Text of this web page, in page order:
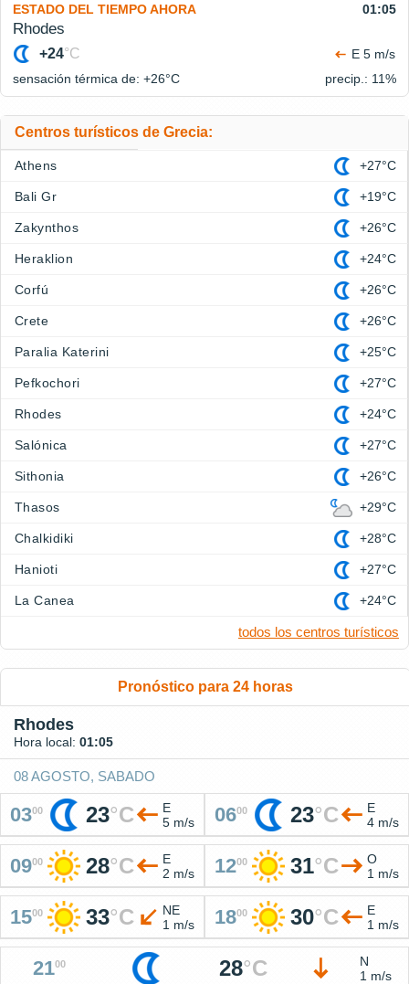
ESTADO DEL TIEMPO AHORA 01:05
Rhodes
+24°C
E 5 m/s
sensación térmica de: +26°C precip.: 11%
Centros turísticos de Grecia:
Athens +27°C
Bali Gr +19°C
Zakynthos +26°C
Heraklion +24°C
Corfú +26°C
Crete +26°C
Paralia Katerini +25°C
Pefkochori +27°C
Rhodes +24°C
Salónica +27°C
Sithonia +26°C
Thasos +29°C
Chalkidiki +28°C
Hanioti +27°C
La Canea +24°C
todos los centros turísticos
Pronóstico para 24 horas
Rhodes
Hora local: 01:05
08 AGOSTO, SABADO
0300 23°C
E
5 m/s
0600 23°C
E
4 m/s
0900 28°C
E
2 m/s
1200 31°C
O
1 m/s
1500 33°C
NE
1 m/s
1800 30°C
E
1 m/s
2100 28°C
N
1 m/s